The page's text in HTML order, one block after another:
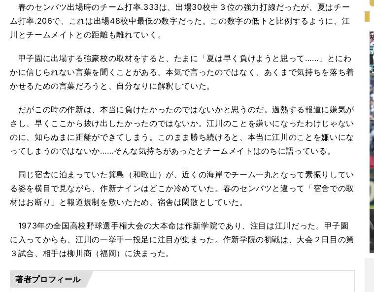
春のセンバツ出場時のチーム打率.333は、出場30校中３位の強力打線だったが、夏はチー
ム打率.206で、これは出場48校中最低の数字だった。この数字の低下と比例するように、江
川とチームメイトとの距離も離れていく。
甲子園に出場する強豪校の取材をすると、たまに「夏は早く負けようと思って......」とにわ
かに信じられない言葉を聞くことがある。本気で言ったのではなく、あくまで気持ちを落ち着
かせるための言葉だろうと、自分なりに解釈していた。
だがこの時の作新は、本当に負けたかったのではないかと思うのだ。過熱する報道に嫌気が
さし、早くここから抜け出したかったのではないか。江川のことを嫌いになったわけじゃない
のに、知らぬまに距離ができてしまう。このまま勝ち続けると、本当に江川のことを嫌いにな
ってしまうのではないか......そんな気持ちがあったとチームメイトはのちに語っている。
同じ宿舎に泊まっていた箕島（和歌山）が、近くの海岸でチーム一丸となって素振りしてい
る姿を横目で見ながら、作新ナインはどこか冷めていた。春のセンバツと違って「宿舎での取
材はお断り」と報道規制を敷いたため、宿舎は閑散としていた。
1973年の全国高校野球選手権大会の大本命は作新学院であり、注目は江川だった。甲子園
に入ってからも、江川の一挙手一投足に注目が集まった。作新学院の初戦は、大会２日目の第
３試合、相手は柳川商（福岡）に決まった。
著者プロフィール